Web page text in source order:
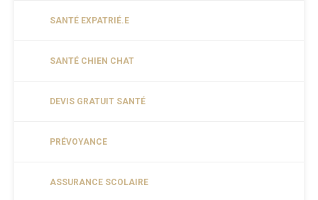
SANTÉ EXPATRIÉ.E
SANTÉ CHIEN CHAT
DEVIS GRATUIT SANTÉ
PRÉVOYANCE
ASSURANCE SCOLAIRE